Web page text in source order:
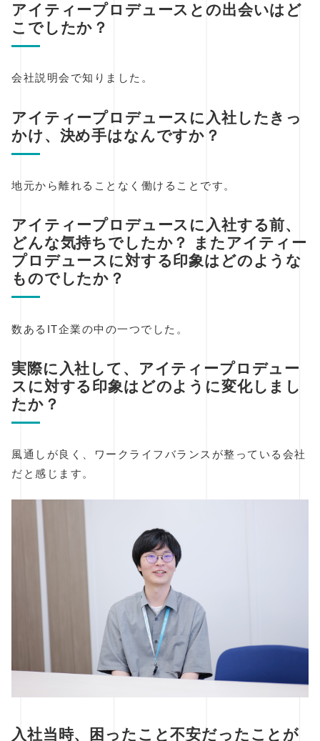
アイティープロデュースとの出会いはど
こでしたか？
会社説明会で知りました。
アイティープロデュースに入社したきっ
かけ、決め手はなんですか？
地元から離れることなく働けることです。
アイティープロデュースに入社する前、
どんな気持ちでしたか？ またアイティー
プロデュースに対する印象はどのような
ものでしたか？
数あるIT企業の中の一つでした。
実際に入社して、アイティープロデュー
スに対する印象はどのように変化しまし
たか？
風通しが良く、ワークライフバランスが整っている会社
だと感じます。
入社当時、困ったこと不安だったことが